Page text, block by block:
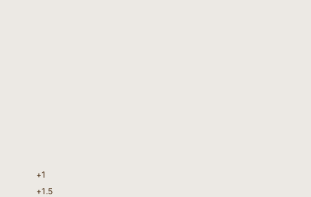
+1
+1.5